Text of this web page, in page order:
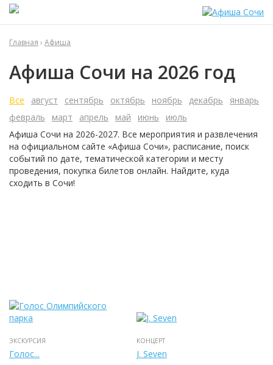
Главная › Афиша
Афиша Сочи на 2026 год
Все август сентябрь октябрь ноябрь декабрь
январь
февраль
март апрель май июнь
июль
Афиша Сочи на 2026-2027. Все мероприятия и развлечения
на официальном сайте «Афиша Сочи», расписание, поиск
событий по дате, тематической категории и месту
проведения, покупка билетов онлайн. Найдите, куда
сходить в Сочи!
ЭКСКУРСИЯ
Голос...
КОНЦЕРТ
J. Seven